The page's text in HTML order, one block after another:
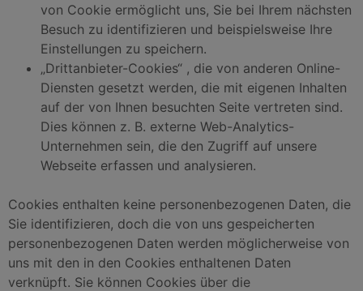
von Cookie ermöglicht uns, Sie bei Ihrem nächsten
Besuch zu identifizieren und beispielsweise Ihre
Einstellungen zu speichern.
„Drittanbieter-Cookies“ , die von anderen Online-
Diensten gesetzt werden, die mit eigenen Inhalten
auf der von Ihnen besuchten Seite vertreten sind.
Dies können z. B. externe Web-Analytics-
Unternehmen sein, die den Zugriff auf unsere
Webseite erfassen und analysieren.
Cookies enthalten keine personenbezogenen Daten, die
Sie identifizieren, doch die von uns gespeicherten
personenbezogenen Daten werden möglicherweise von
uns mit den in den Cookies enthaltenen Daten
verknüpft. Sie können Cookies über die